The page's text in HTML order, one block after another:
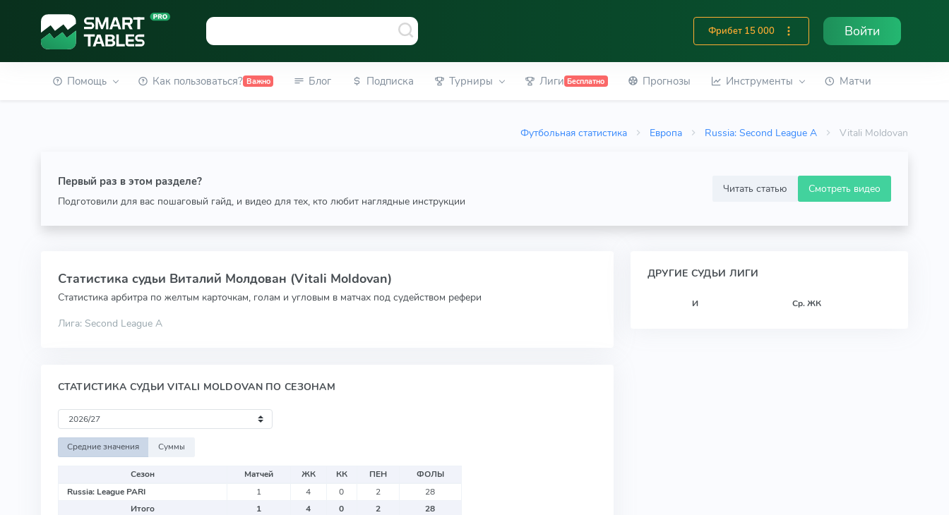
Фрибет 15 000 Войти
Помощь Как пользоваться? Важно Блог Подписка Турниры Лиги Бесплатно Прогнозы Инструменты Матчи
Футбольная статистика Европа Russia: Second League A Vitali Moldovan
Первый раз в этом разделе?
Подготовили для вас пошаговый гайд, и видео для тех, кто любит наглядные инструкции
Читать статью Смотреть видео
Статистика судьи Виталий Молдован (Vitali Moldovan)
Статистика арбитра по желтым карточкам, голам и угловым в матчах под судейством рефери
Лига: Second League A
СТАТИСТИКА СУДЬИ VITALI MOLDOVAN ПО СЕЗОНАМ
Средние значения Суммы
Сезон Матчей ЖК КК ПЕН
ФОЛЫ
Russia: League PARI
1 4 0 2
28
Итого
1 4 0 2 28
ДРУГИЕ СУДЬИ ЛИГИ
И Ср. ЖК